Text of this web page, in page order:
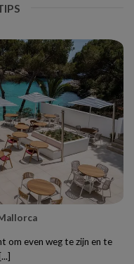
om even weg te zijn en te